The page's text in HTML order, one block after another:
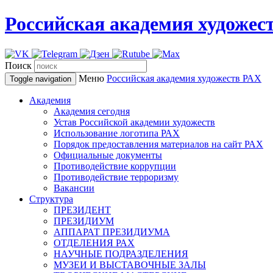
Российская академия
Поиск
Toggle navigation Меню Российская академия художеств РАХ
Академия
Академия сегодня
Устав Российской академии художеств
Использование логотипа РАХ
Порядок предоставления материалов на сайт РАХ
Официальные документы
Противодействие коррупции
Противодействие терроризму
Вакансии
Структура
ПРЕЗИДЕНТ
ПРЕЗИДИУМ
АППАРАТ ПРЕЗИДИУМА
ОТДЕЛЕНИЯ РАХ
НАУЧНЫЕ ПОДРАЗДЕЛЕНИЯ
МУЗЕИ И ВЫСТАВОЧНЫЕ ЗАЛЫ